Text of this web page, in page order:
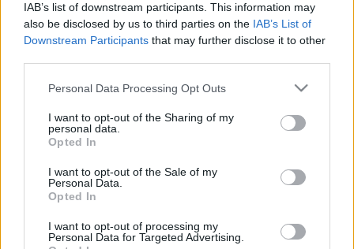
IAB’s list of downstream participants. This information may
also be disclosed by us to third parties on the IAB’s List of
Downstream Participants that may further disclose it to other
Please note that this website/app uses one or more Google
not limited to your visit or usage behaviour. You may click to
grant or deny consent to Google and its third-party tags to
use your data for below specified purposes in below Google
consent section.
Personal Data Processing Opt Outs
I want to opt-out of the Sharing of my
personal data.
Opted In
I want to opt-out of the Sale of my
Personal Data.
Opted In
I want to opt-out of processing my
Personal Data for Targeted Advertising.
ALMÁSFÜZITŐ LESZ A NAGYKÖLKEDI GUMIK
EGYIK VÉGSŐ ÁLLOMÁSA
újjá. De lesz olyan, ami egészben, egy telepen nézi végig az idők
A MEGENGEDETT AZBESZT HATÁRÉRTÉK 292-
SZERESÉT MÉRTÉK A SZOMBATHELYI OLADI
2026. Április. 18. 10:35
Április 8-án készült el a Síp utcán mért koncentráció
értesítette a Kormányhivatal.